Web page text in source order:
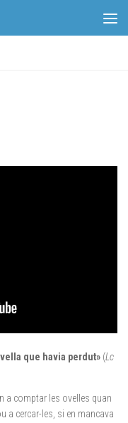
que havia perdut» (Lc
a comptar les ovelles quan
a cercar-les, si en mancava